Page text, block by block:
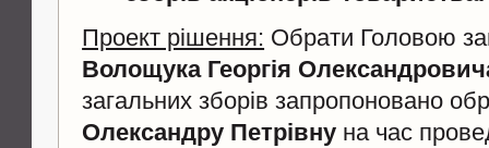
Проект рішення: Обрати Головою
Волощука Георгія
загальних зборів запропоновано
Олександру Петрівну на час